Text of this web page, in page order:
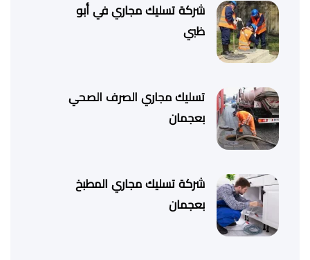
شركة تسليك مجاري في أبو
ظبي
تسليك مجاري الصرف الصحي
بعجمان
شركة تسليك مجاري المطبخ
بعجمان